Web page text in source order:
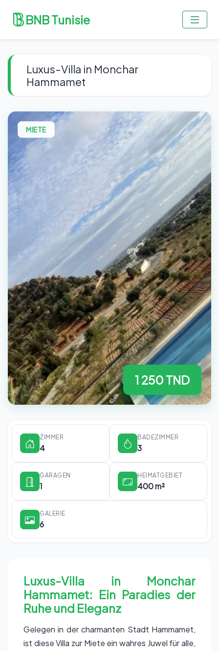
BNB Tunisie
Luxus-Villa in Monchar
Hammamet
MIETE
1 250 TND
ZIMMER
4
BADEZIMMER
3
GARAGEN
1
HEIMATGEBIET
400 m²
GALERIE
6
Luxus-Villa in Monchar
Hammamet: Ein Paradies der
Ruhe und Eleganz
Gelegen in der charmanten Stadt Hammamet,
ist diese Villa zur Miete ein wahres Juwel für alle,